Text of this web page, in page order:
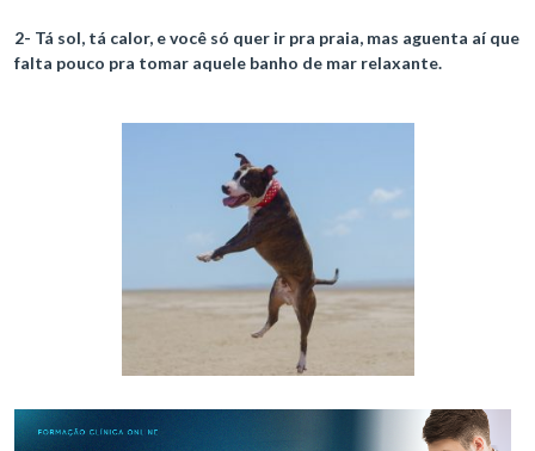
2- Tá sol, tá calor, e você só quer ir pra praia, mas aguenta aí que
falta pouco pra tomar aquele banho de mar relaxante.